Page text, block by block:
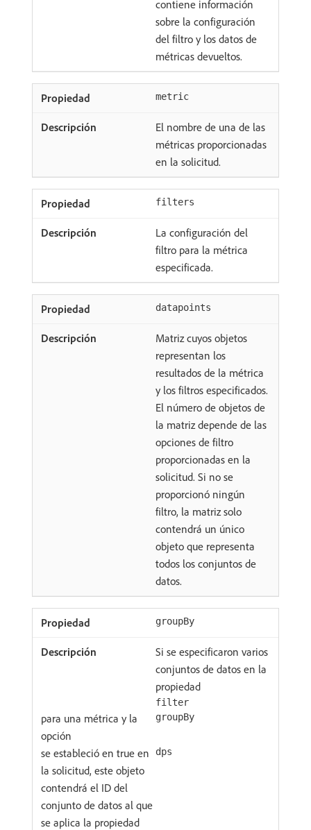
contiene información
sobre la configuración
del filtro y los datos de
métricas devueltos.
metric
El nombre de una de las
métricas proporcionadas
en la solicitud.
filters
La configuración del
filtro para la métrica
especificada.
datapoints
Matriz cuyos objetos
representan los
resultados de la métrica
y los filtros especificados.
El número de objetos de
la matriz depende de las
opciones de filtro
proporcionadas en la
solicitud. Si no se
proporcionó ningún
filtro, la matriz solo
contendrá un único
objeto que representa
todos los conjuntos de
datos.
groupBy
Si se especificaron varios
conjuntos de datos en la
propiedad
filter
para una métrica y la
opción
groupBy
se estableció en true en
la solicitud, este objeto
contendrá el ID del
conjunto de datos al que
se aplica la propiedad
dps